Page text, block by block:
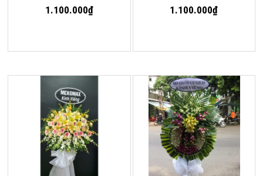
1.100.000₫ 1.100.000₫